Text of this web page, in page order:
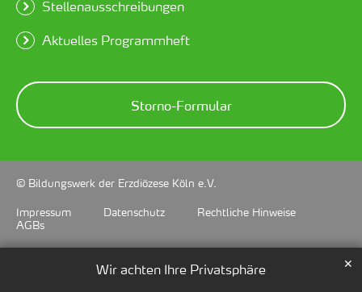
Wir achten Ihre Privatsphäre ✕
Stellenausschreibungen
Aktuelles Programmheft
Storno-Formular
© Bildungswerk der Erzdiözese Köln e.V.
Impressum
Datenschutz
Rechtliche Hinweise
AGBs